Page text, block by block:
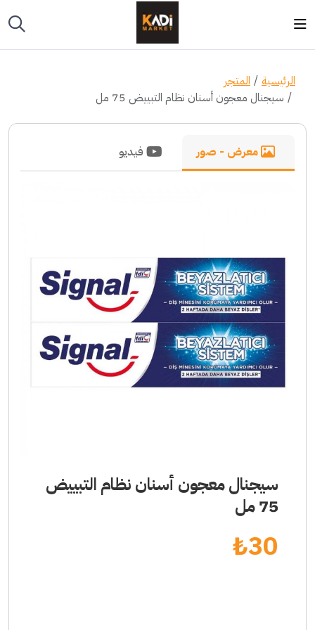
الرئيسية
المتجر
سيجنال معجون أسنان نظام التبييض 75 مل
معرض - صور فيديو
سيجنال معجون أسنان نظام التبييض
75 مل
30
₺